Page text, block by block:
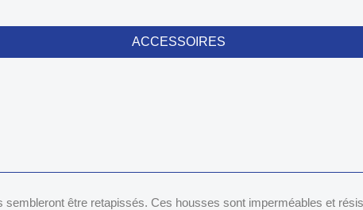
ACCESSOIRES
être retapissés. Ces housses sont imperméables et